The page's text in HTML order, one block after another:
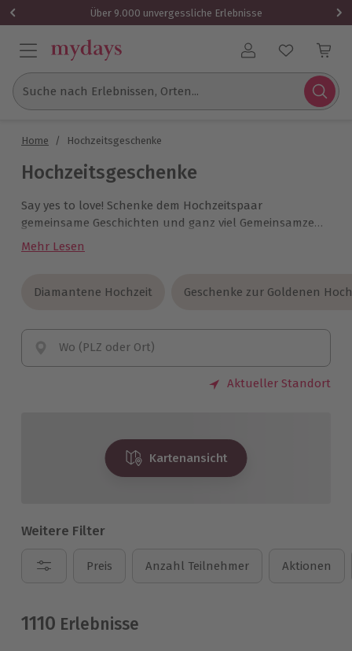
Über 9.000 unvergessliche Erlebnisse
Benutzerkonto
Suche nach Erlebnissen, Orten...
Home / Hochzeitsgeschenke
Hochzeitsgeschenke
Say yes to love! Schenke dem Hochzeitspaar
gemeinsame Geschichten und ganz viel Gemeinsamzeit.
Wir haben für Euch die romantischsten, emotionalsten
Frischvermählten mit Sicherheit höher schlagen.
Mehr Lesen
Diamantene Hochzeit
Diamantene Hochzeit Geschenke zur Goldenen
Geschenke zur Goldenen
Wo (PLZ oder Ort)
Aktueller Standort
Kartenansicht
Weitere Filter
Preis Anzahl Teilnehmer Aktionen
1110 Erlebnisse